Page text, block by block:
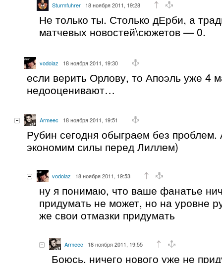
Sturmfuhrer 18 ноября 2011, 19:28
Не только ты. Столько дЕрби, а
матчевых новостей\сюжетов — 0.
vodolaz 18 ноября 2011, 19:30
если верить Орлову, то Апоэль уже 4
недооценивают…
Armeec 18 ноября 2011, 19:51
Рубин сегодня обыграем без проблем.
экономим силы перед Лиллем)
vodolaz 18 ноября 2011, 19:53
ну я понимаю, что ваше фанатье
придумать не может, но на уровне
же свои отмазки придумать
Armeec 18 ноября 2011, 19:55
Боюсь, ничего нового уже не